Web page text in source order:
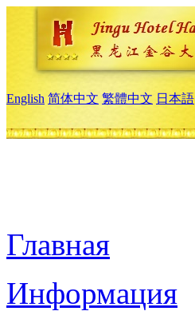
English 简体中文 繁體中文 日本語
Главная
Информация